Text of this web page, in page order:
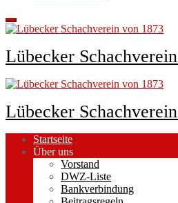
Lübecker
Lübecker
Startseite
Über uns
Vorstand
DWZ-Liste
Bankverbindung